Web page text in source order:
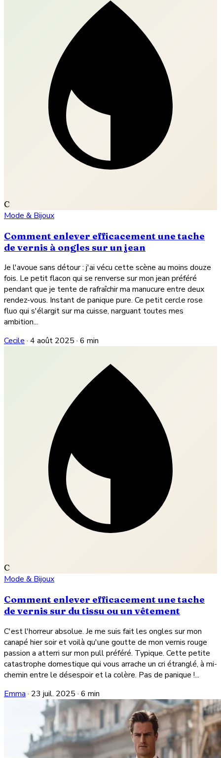
C
Mode & Bijoux
Comment enlever efficacement une tache
de vernis à ongles sur un jean
Je l'avoue sans détour : j'ai vécu cette scène au moins douze
fois. Le petit flacon qui se renverse sur mon jean préféré
pendant que je tente de rafraîchir ma manucure entre deux
rendez-vous. Instant de panique pure. Ce petit cercle rose
fluo qui s'élargit sur ma cuisse, narguant toutes mes
ambition...
Cecile · 4 août 2025 · 6 min
C
Mode & Bijoux
Comment enlever efficacement une tache
de vernis sur du tissu ou un vêtement
C'est l'horreur absolue. Je me suis fait les ongles sur mon
canapé hier soir et voilà qu'une goutte de mon vernis rouge
passion a atterri sur mon pull préféré. Typique. Cette petite
catastrophe domestique qui vous arrache un cri étranglé, à mi-
chemin entre le désespoir et la colère. Pas de panique !...
Emma · 23 juil. 2025 · 6 min